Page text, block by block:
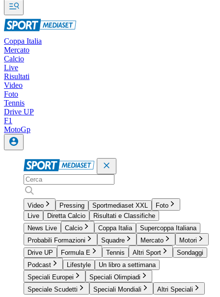
Coppa Italia
Mercato
Calcio
Live
Risultati
Video
Foto
Tennis
Drive UP
F1
MotoGp
Video Pressing Sportmediaset XXL
Foto
Live
Diretta Calcio
Risultati e Classifiche
News Live
Calcio Coppa Italia
Supercoppa Italiana
Probabili Formazioni
Squadre Mercato
Motori
Drive UP
Formula E Tennis Altri Sport
Sondaggi
Podcast
Lifestyle
Un libro a settimana
Speciali Europei
Speciali Olimpiadi
Speciale Scudetti
Speciali Mondiali Altri Speciali